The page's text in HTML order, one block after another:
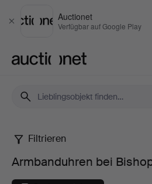
Schließen
Auctionet
Verfügbar auf Google Play
Armbanduhren
bei
Filtrieren
Armbanduhren bei